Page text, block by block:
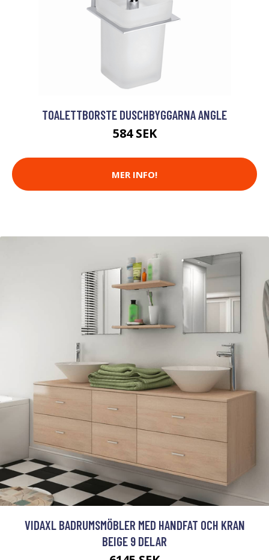
TOALETTBORSTE DUSCHBYGGARNA ANGLE
584 SEK
MER INFO!
VIDAXL BADRUMSMÖBLER MED HANDFAT OCH KRAN
BEIGE 9 DELAR